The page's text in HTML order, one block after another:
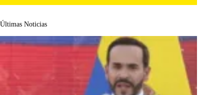
Últimas Noticias